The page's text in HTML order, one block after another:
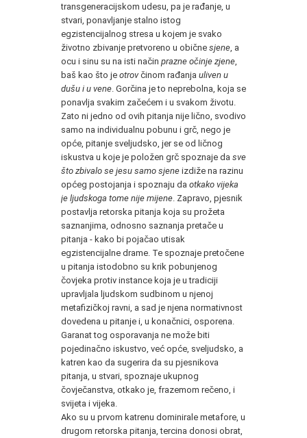
transgeneracijskom udesu, pa je rađanje, u
stvari, ponavljanje stalno istog
egzistencijalnog stresa u kojem je svako
životno zbivanje pretvoreno u obične sjene , a
ocu i sinu su na isti način prazne očinje zjene
baš kao što je otrovčinom rađanja uliven u
dušu i u vene . Gorčina je to neprebolna, koja se
ponavlja svakim začećem i u svakom životu.
Zato ni jedno od ovih pitanja nije lično, svodivo
samo na individualnu pobunu i grč, nego je
opće, pitanje sveljudsko, jer se od ličnog
iskustva u koje je položen grč spoznaje da sve
što zbivalo se jesu samo sjene izdiže na razinu
općeg postojanja i spoznaju da otkako vijeka
je ljudskoga tome nije mijene . Zapravo, pjesnik
postavlja retorska pitanja koja su prožeta
saznanjima, odnosno saznanja pretače u
pitanja - kako bi pojačao utisak
egzistencijalne drame. Te spoznaje pretočene
u pitanja istodobno su krik pobunjenog
čovjeka protiv instance koja je u tradiciji
upravljala ljudskom sudbinom u njenoj
metafizičkoj ravni, a sad je njena normativnost
dovedena u pitanje i, u konačnici, osporena.
Garanat tog osporavanja ne može biti
pojedinačno iskustvo, već opće, sveljudsko, a
katren kao da sugerira da su pjesnikova
pitanja, u stvari, spoznaje ukupnog
čovječanstva, otkako je, frazemom rečeno, i
svijeta i vijeka.
Ako su u prvom katrenu dominirale metafore, u
drugom retorska pitanja, tercina donosi obrat,